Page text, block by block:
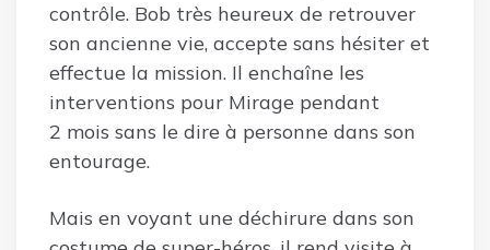
contrôle. Bob très heureux de retrouver
son ancienne vie, accepte sans hésiter et
effectue la mission. Il enchaîne les
interventions pour Mirage pendant
2 mois sans le dire à personne dans son
entourage.
Mais en voyant une déchirure dans son